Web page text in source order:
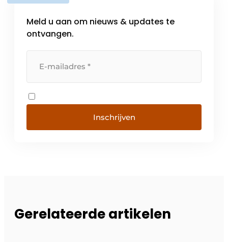
Meld u aan om nieuws & updates te
ontvangen.
Inschrijven
Gerelateerde artikelen